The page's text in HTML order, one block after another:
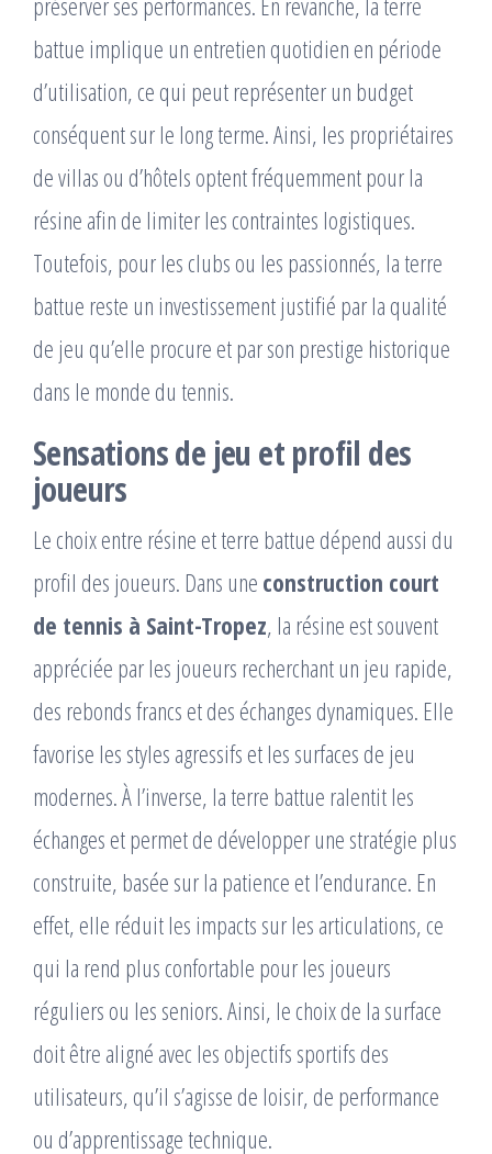
battue implique un entretien quotidien en période
d’utilisation, ce qui peut représenter un budget
conséquent sur le long terme. Ainsi, les propriétaires
de villas ou d’hôtels optent fréquemment pour la
résine afin de limiter les contraintes logistiques.
Toutefois, pour les clubs ou les passionnés, la terre
battue reste un investissement justifié par la qualité
de jeu qu’elle procure et par son prestige historique
dans le monde du tennis.
Sensations de jeu et profil des
joueurs
Le choix entre résine et terre battue dépend aussi du
profil des joueurs. Dans une construction court
de tennis à Saint-Tropez, la résine est souvent
appréciée par les joueurs recherchant un jeu rapide,
des rebonds francs et des échanges dynamiques. Elle
favorise les styles agressifs et les surfaces de jeu
modernes. À l’inverse, la terre battue ralentit les
échanges et permet de développer une stratégie plus
construite, basée sur la patience et l’endurance. En
effet, elle réduit les impacts sur les articulations, ce
qui la rend plus confortable pour les joueurs
réguliers ou les seniors. Ainsi, le choix de la surface
doit être aligné avec les objectifs sportifs des
utilisateurs, qu’il s’agisse de loisir, de performance
ou d’apprentissage technique.